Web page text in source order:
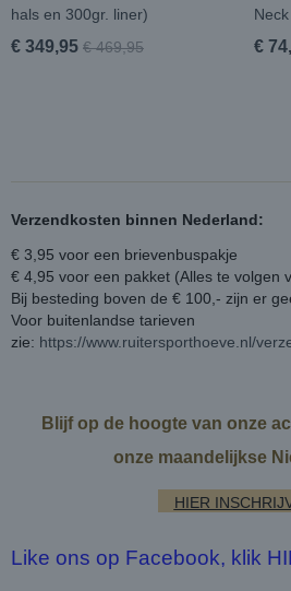
hals en 300gr. liner)
€ 349,95 € 469,95
Neck
€
Verzendkosten binnen Nederland:
€ 3,95 voor een brievenbuspakje
€ 4,95 voor een pakket (Alles te volgen
Bij besteding boven de € 100,- zijn er
Voor buitenlandse tarieven
zie: https://www.ruitersporthoeve.nl/
Blijf op de hoogte van onze
onze maandelijkse
HIER
Like ons op Facebook, klik